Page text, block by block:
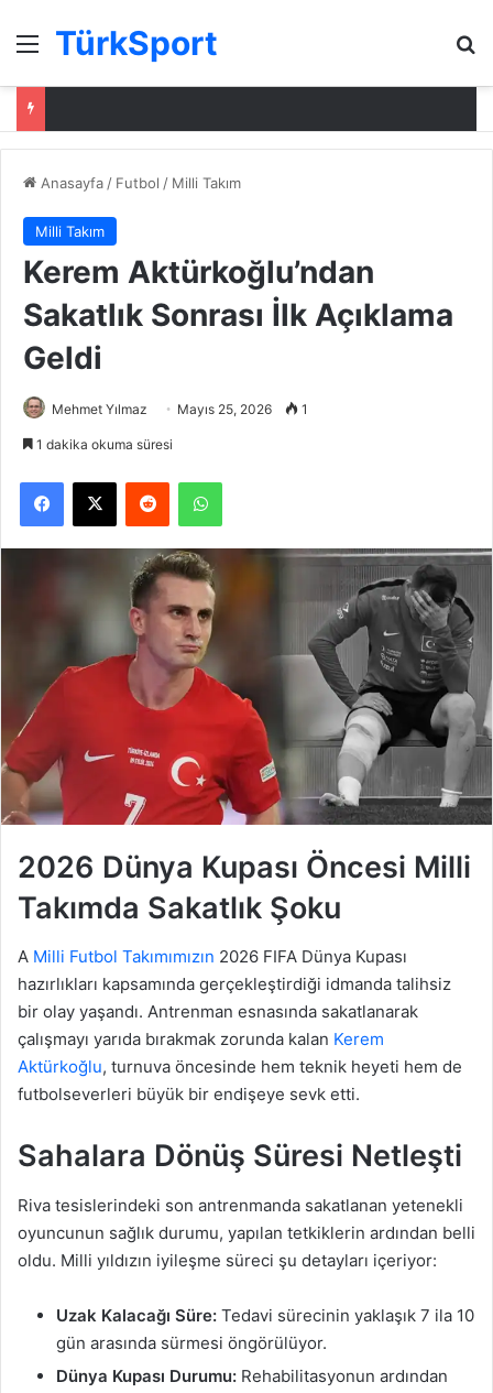
Menü
TürkSport
Anasayfa / Futbol / Milli Takım
Milli Takım
Kerem Aktürkoğlu’ndan
Sakatlık Sonrası İlk Açıklama
Geldi
Mehmet Yılmaz Mayıs 25, 2026 1
1 dakika okuma süresi
Facebook
X Reddit WhatsApp
2026 Dünya Kupası Öncesi Milli
Takımda Sakatlık Şoku
A Milli Futbol Takımımızın 2026 FIFA Dünya Kupası
hazırlıkları kapsamında gerçekleştirdiği idmanda talihsiz
bir olay yaşandı. Antrenman esnasında sakatlanarak
çalışmayı yarıda bırakmak zorunda kalan Kerem
Aktürkoğlu, turnuva öncesinde hem teknik heyeti hem de
futbolseverleri büyük bir endişeye sevk etti.
Sahalara Dönüş Süresi Netleşti
Riva tesislerindeki son antrenmanda sakatlanan yetenekli
oyuncunun sağlık durumu, yapılan tetkiklerin ardından belli
oldu. Milli yıldızın iyileşme süreci şu detayları içeriyor:
Uzak Kalacağı Süre: Tedavi sürecinin yaklaşık 7 ila 10
gün arasında sürmesi öngörülüyor.
Dünya Kupası Durumu: Rehabilitasyonun ardından